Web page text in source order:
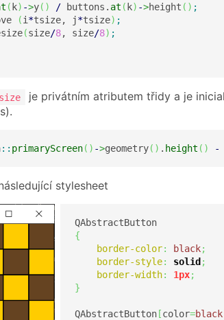
( k) ->y( ) / buttons. at ( k) ->height ( ) ;
(i *tsize, j*tsize) ;
(size/8, size/8) ;
je privátním atributem třidy a je
:: primaryScreen( ) ->geometry( ) . height ( ) -
stylesheet
{
border-color: black;
border-style: solid ;
border-width: 1px;
}
QAbstractButton [color=black